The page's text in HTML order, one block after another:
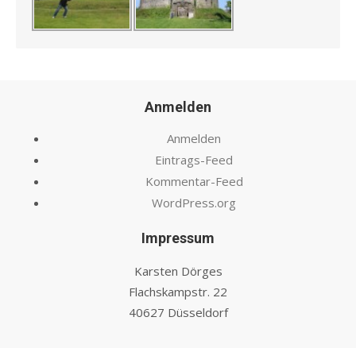
Anmelden
Anmelden
Eintrags-Feed
Kommentar-Feed
WordPress.org
Impressum
Karsten Dörges
Flachskampstr. 22
40627 Düsseldorf